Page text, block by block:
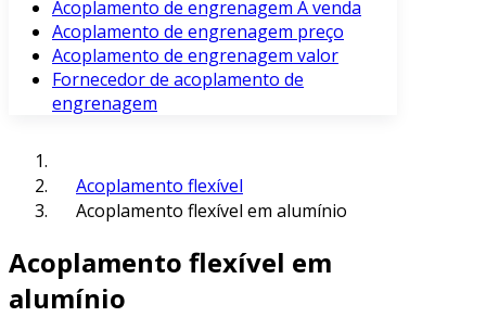
Acoplamento de engrenagem À venda
Acoplamento de engrenagem preço
Acoplamento de engrenagem valor
Fornecedor de acoplamento de
engrenagem
Acoplamento flexível
Acoplamento flexível em alumínio
Acoplamento flexível em
alumínio